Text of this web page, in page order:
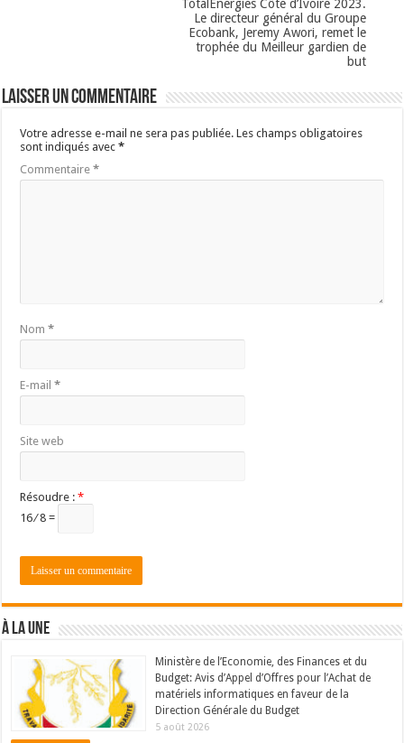
TotalEnergies Côte d’Ivoire 2023.
Le directeur général du Groupe
Ecobank, Jeremy Awori, remet le
trophée du Meilleur gardien de
but
Laisser un commentaire
Votre adresse e-mail ne sera pas publiée. Les champs obligatoires
sont indiqués avec*
Commentaire*
Nom*
E-mail*
Site web
Résoudre :*
16 ⁄ 8 =
À LA UNE
Ministère de l’Economie, des Finances et du
Budget: Avis d’Appel d’Offres pour l’Achat de
matériels informatiques en faveur de la
Direction Générale du Budget
5 août 2026